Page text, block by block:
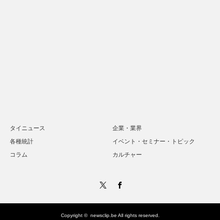
タイニュース
企業・業界
各種統計
イベント・セミナー・トピック
コラム
カルチャー
Copyright © newsclip.be All rights reserved.